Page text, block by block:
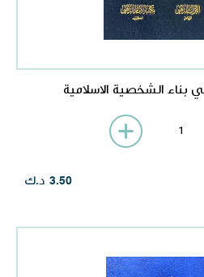
بناء الشخصية الاسلامية
3.50 د.ك